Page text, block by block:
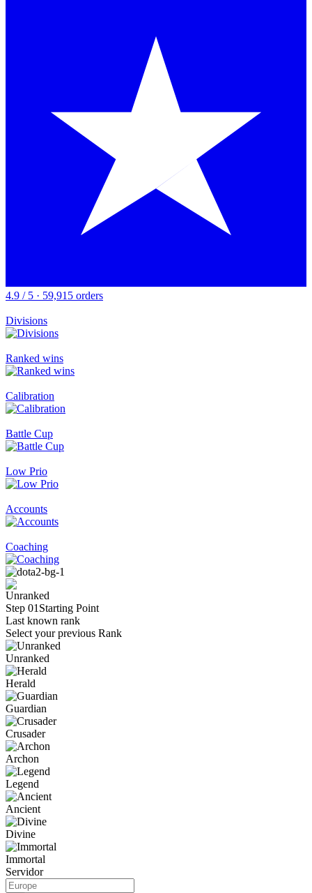
4.9 / 5 · 59,915 orders
Divisions
Ranked wins
Calibration
Battle Cup
Low Prio
Accounts
Coaching
Step 01 Starting Point
Last known rank
Select your previous Rank
Unranked
Herald
Guardian
Crusader
Archon
Legend
Ancient
Divine
Immortal
Servidor